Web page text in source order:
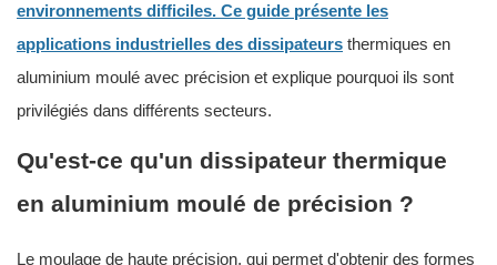
environnements difficiles. Ce guide présente les
applications industrielles des dissipateurs thermiques en
aluminium moulé avec précision et explique pourquoi ils sont
privilégiés dans différents secteurs.
Qu'est-ce qu'un dissipateur thermique
en aluminium moulé de précision ?
Le moulage de haute précision, qui permet d'obtenir des formes